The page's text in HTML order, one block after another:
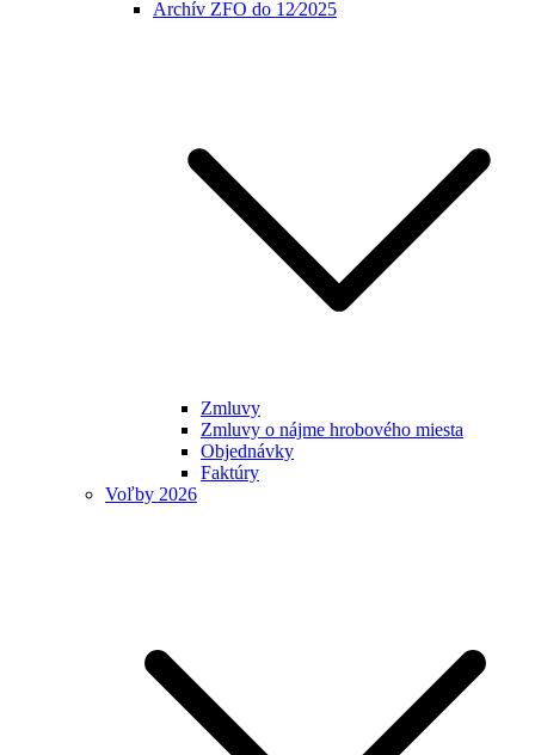
Archív ZFO do 12⁄2025
Zmluvy
Zmluvy o nájme hrobového miesta
Objednávky
Faktúry
Voľby 2026